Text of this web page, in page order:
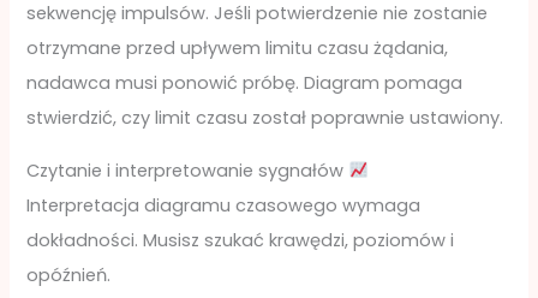
sekwencję impulsów. Jeśli potwierdzenie nie zostanie
otrzymane przed upływem limitu czasu żądania,
nadawca musi ponowić próbę. Diagram pomaga
stwierdzić, czy limit czasu został poprawnie ustawiony.
Czytanie i interpretowanie sygnałów
Interpretacja diagramu czasowego wymaga
dokładności. Musisz szukać krawędzi, poziomów i
opóźnień.